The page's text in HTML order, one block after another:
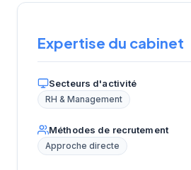
Expertise du cabinet
Secteurs d'activité
RH & Management
Méthodes de recrutement
Approche directe